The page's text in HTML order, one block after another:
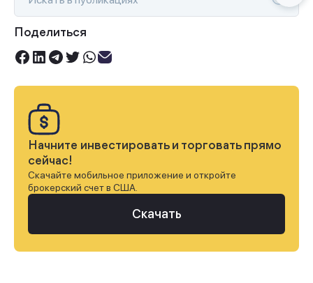
Поделиться
Начните инвестировать и торговать прямо
сейчас!
Скачайте мобильное приложение и откройте
брокерский счет в США.
Скачать